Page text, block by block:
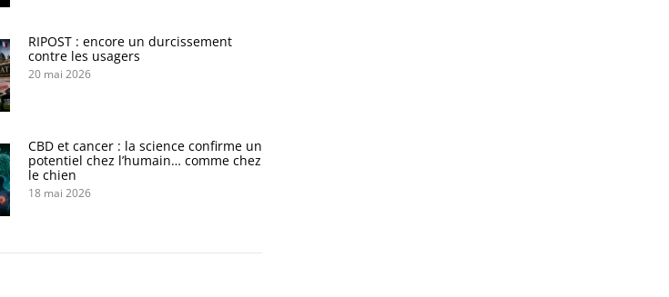
RIPOST : encore un durcissement
contre les usagers
20 mai 2026
CBD et cancer : la science confirme un
potentiel chez l’humain… comme chez
le chien
18 mai 2026